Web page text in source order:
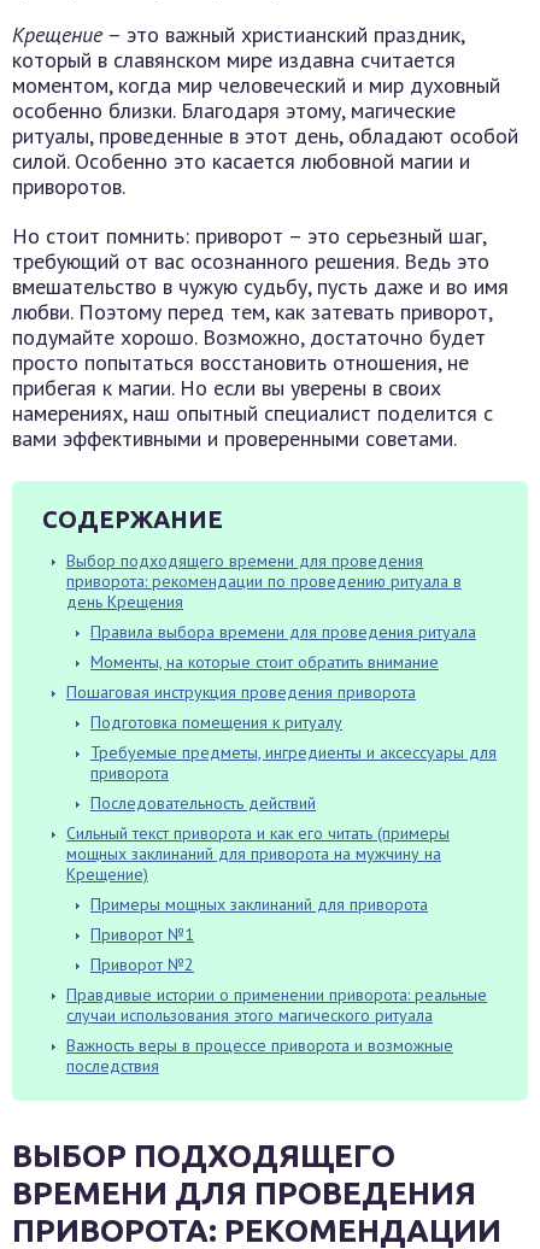
Крещение– это важный христианский праздник,
который в славянском мире издавна считается
моментом, когда мир человеческий и мир духовный
особенно близки. Благодаря этому, магические
ритуалы, проведенные в этот день, обладают особой
силой. Особенно это касается любовной магии и
приворотов.
Но стоит помнить: приворот – это серьезный шаг,
требующий от вас осознанного решения. Ведь это
вмешательство в чужую судьбу, пусть даже и во имя
любви. Поэтому перед тем, как затевать приворот,
подумайте хорошо. Возможно, достаточно будет
просто попытаться восстановить отношения, не
прибегая к магии. Но если вы уверены в своих
намерениях, наш опытный специалист поделится с
вами эффективными и проверенными советами.
СОДЕРЖАНИЕ
Выбор подходящего времени для проведения
приворота: рекомендации по проведению ритуала в
день Крещения
Правила выбора времени для проведения ритуала
Моменты, на которые стоит обратить внимание
Пошаговая инструкция проведения приворота
Подготовка помещения к ритуалу
Требуемые предметы, ингредиенты и аксессуары для
приворота
Последовательность действий
Сильный текст приворота и как его читать (примеры
мощных заклинаний для приворота на мужчину на
Крещение)
Примеры мощных заклинаний для приворота
Приворот №1
Приворот №2
Правдивые истории о применении приворота: реальные
случаи использования этого магического ритуала
Важность веры в процессе приворота и возможные
последствия
ВЫБОР ПОДХОДЯЩЕГО
ВРЕМЕНИ ДЛЯ ПРОВЕДЕНИЯ
ПРИВОРОТА: РЕКОМЕНДАЦИИ